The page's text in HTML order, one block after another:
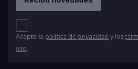
Acepto la política de privacidad y los
uso.